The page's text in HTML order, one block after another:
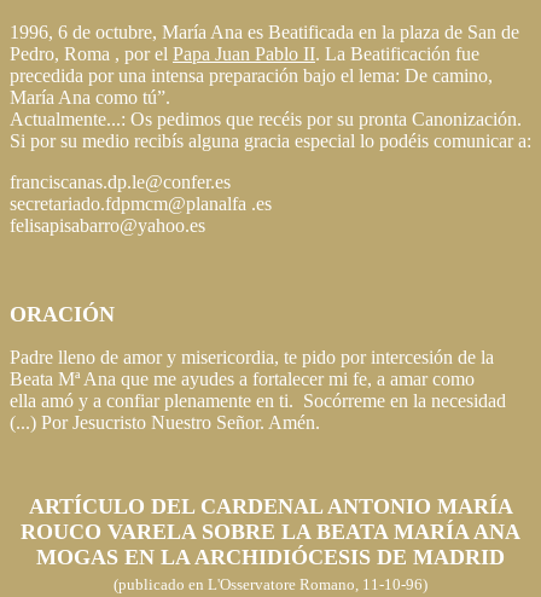
1996, 6 de octubre, María Ana es Beatificada en la plaza de San de
Pedro, Roma , por el Papa Juan Pablo II. La Beatificación fue
precedida por una intensa preparación bajo el lema: De camino,
María Ana como tú”.
Actualmente...: Os pedimos que recéis por su pronta Canonización.
Si por su medio recibís alguna gracia especial lo podéis comunicar a:
franciscanas.dp.le@confer.es
secretariado.fdpmcm@planalfa .es
felisapisabarro@yahoo.es
ORACIÓN
Padre lleno de amor y misericordia, te pido por intercesión de la
Beata Mª Ana que me ayudes a fortalecer mi fe, a amar como
ella amó y a confiar plenamente en ti. Socórreme en la necesidad
(...) Por Jesucristo Nuestro Señor. Amén.
ARTÍCULO DEL CARDENAL ANTONIO MARÍA
ROUCO VARELA SOBRE LA BEATA MARÍA ANA
MOGAS EN LA ARCHIDIÓCESIS DE MADRID
(publicado en L'Osservatore Romano, 11-10-96)